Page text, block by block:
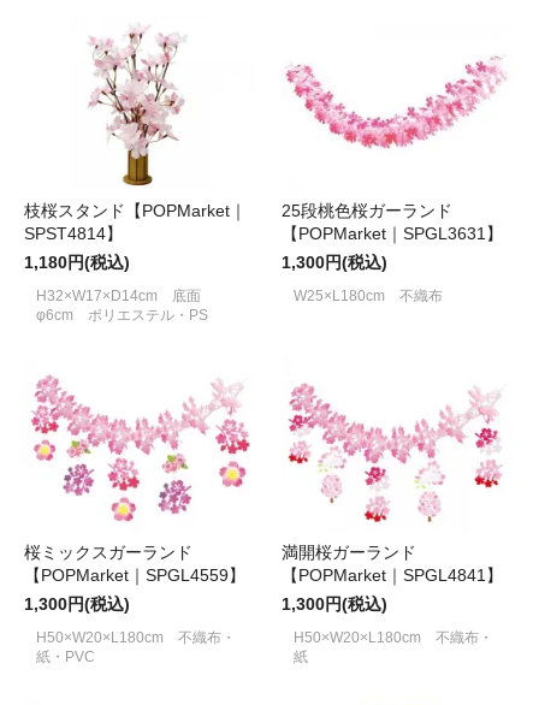
枝桜スタンド【POPMarket｜
SPST4814】
1,180円(税込)
H32×W17×D14cm 底面
φ6cm ポリエステル・PS
25段桃色桜ガーランド
【POPMarket｜SPGL3631】
1,300円(税込)
W25×L180cm 不織布
桜ミックスガーランド
【POPMarket｜SPGL4559】
1,300円(税込)
H50×W20×L180cm 不織布・
紙・PVC
満開桜ガーランド
【POPMarket｜SPGL4841】
1,300円(税込)
H50×W20×L180cm 不織布・
紙